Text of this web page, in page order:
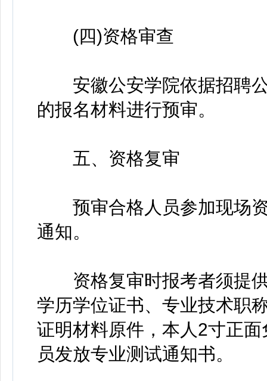
(四)资格审查
安徽公安学院依据招聘公
的报名材料进行预审。
五、资格复审
预审合格人员参加现场资
通知。
资格复审时报考者须提供
学历学位证书、专业技术职
证明材料原件，本人2寸正
员发放专业测试通知书。